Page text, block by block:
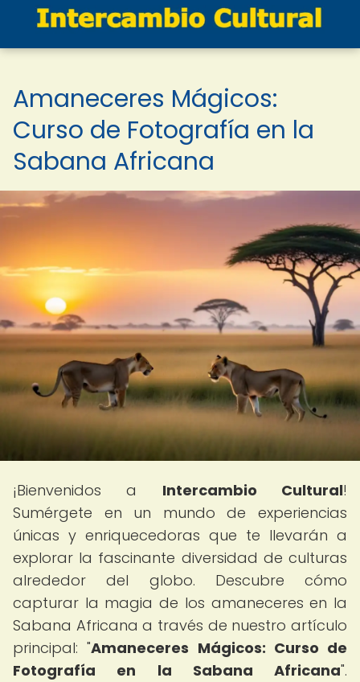
Amaneceres Mágicos:
Curso de Fotografía en la
Sabana Africana
¡Bienvenidos a Intercambio Cultural!
Sumérgete en un mundo de experiencias
únicas y enriquecedoras que te llevarán a
explorar la fascinante diversidad de culturas
alrededor del globo. Descubre cómo
capturar la magia de los amaneceres en la
Sabana Africana a través de nuestro artículo
principal: "Amaneceres Mágicos: Curso de
Fotografía en la Sabana Africana".